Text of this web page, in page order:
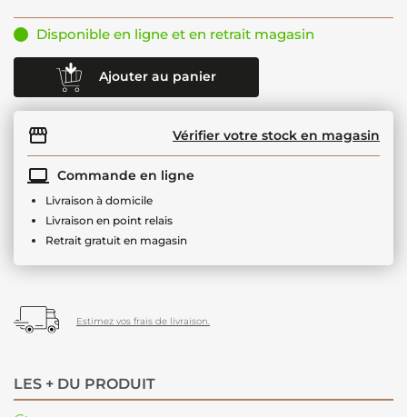
Disponible en ligne et en retrait magasin
Ajouter au panier
Vérifier votre stock en magasin
Commande en ligne
Livraison à domicile
Livraison en point relais
Retrait gratuit en magasin
Estimez vos frais de livraison.
LES + DU PRODUIT